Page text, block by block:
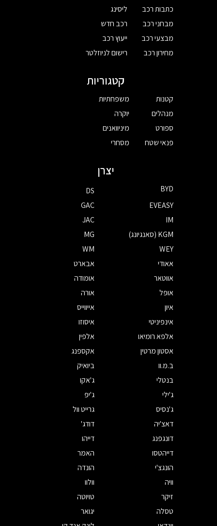
כתבות רכב
מבחני רכב
מבצעי רכב
מחירון רכב
ליסינג
רכב חדש
ייעוץ רכב
רישום לניוזלטר
קטגוריות
קטנות
מנהלים
ספורט
פנאי שטח
משפחתיות
יוקרה
מיניוואנים
מסחרי
יצרן
BYD
DS
EVEASY
GAC
IM
JAC
KGM (סאנגיונג)
MG
WEY
WM
אאודי
אבארט
אווטאר
אומודה
אופל
אורה
איון
אייווייס
אינפיניטי
איסוזו
אלפא רומיאו
אלפין
אסטון מרטין
אקספנג
ב.מ.וו
ביואיק
בנטלי
ג'אקו
ג'ילי
ג'יפ
ג'נסיס
גרייט וול
דאצ'יה
דודג'
דונגפנג
דייהו
דייהטסו
האמר
הונגצ'י
הונדה
וויה
וולוו
זיקר
טויוטה
טסלה
יגואר